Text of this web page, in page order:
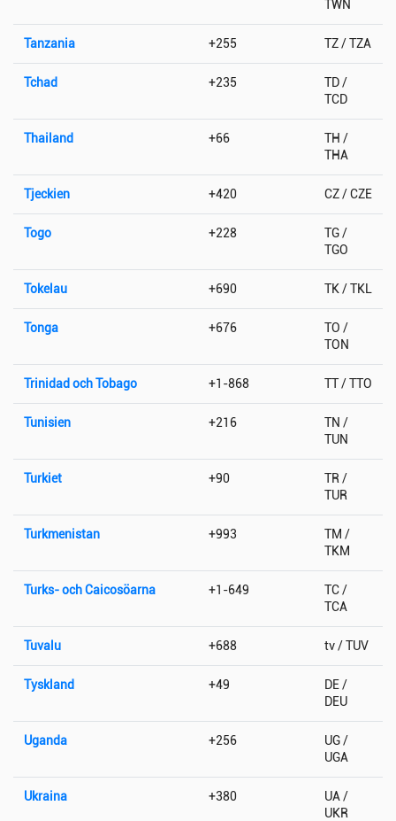
TWN
Tanzania +255 TZ / TZA
Tchad +235
TD /
TCD
Thailand +66
TH /
THA
Tjeckien +420 CZ / CZE
Togo +228
TG /
TGO
Tokelau +690 TK / TKL
Tonga +676
TO /
TON
Trinidad och Tobago +1-868 TT / TTO
Tunisien +216
TN /
TUN
Turkiet +90
TR /
TUR
Turkmenistan +993
TM /
TKM
Turks- och Caicosöarna +1-649
TC /
TCA
Tuvalu +688 tv / TUV
Tyskland +49
DE /
DEU
Uganda +256
UG /
UGA
Ukraina +380
UA /
UKR